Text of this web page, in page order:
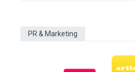
PR & Marketing